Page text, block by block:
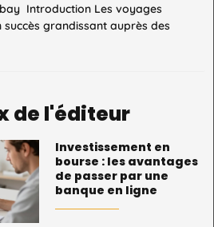
Introduction Les voyages
succès grandissant auprès des
de l'éditeur
Investissement en
bourse : les avantages
de passer par une
banque en ligne